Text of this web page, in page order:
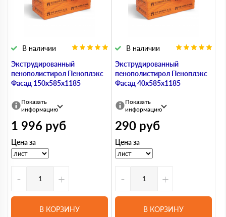
Экструдированный
пенополистирол Пеноплэкс
Фасад 150х585х1185
В наличии
Показать
информацию
1 996 руб
Цена за
- +
В КОРЗИНУ
Экструдированный
пенополистирол Пеноплэкс
Фасад 40х585х1185
В наличии
Показать
информацию
290 руб
Цена за
- +
В КОРЗИНУ